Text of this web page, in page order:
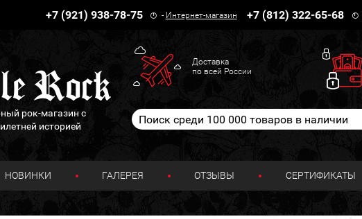
+7 (921) 938-78-75 - Интернет-магазин +7 (812) 322-65-68
рок-магазин с
историей
Доставка
по всей России
НОВИНКИ ГАЛЕРЕЯ ОТЗЫВЫ СЕРТИФИКАТЫ